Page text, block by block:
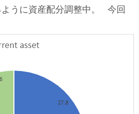
うに資産配分調整中。 今回